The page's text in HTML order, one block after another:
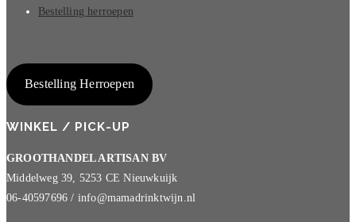
Bestelling herroepen
Bestelling Herroepen
WINKEL / PICK-UP
GROOTHANDEL ARTISAN BV
Middelweg 39, 5253 CE Nieuwkuijk
06-40597696 / info@mamadrinktwijn.nl